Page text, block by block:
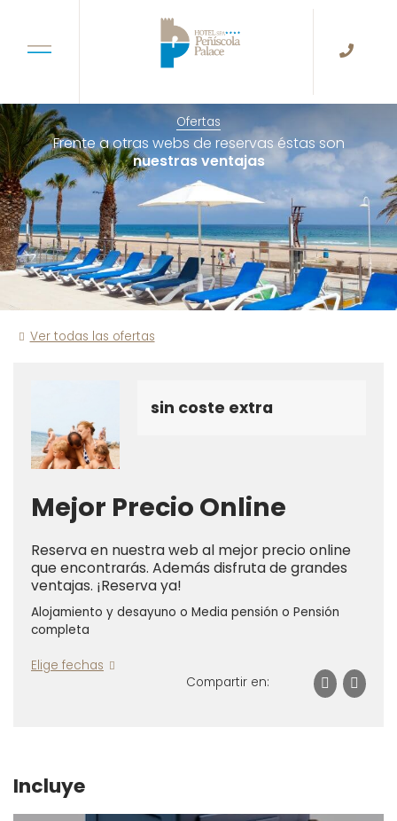
Ofertas
Frente a otras webs de reservas éstas son
nuestras ventajas
Ver todas las ofertas
sin coste extra
Mejor Precio Online
Reserva en nuestra web al mejor precio online
que encontrarás. Además disfruta de grandes
ventajas. ¡Reserva ya!
Alojamiento y desayuno o Media pensión o Pensión
completa
Elige fechas
Compartir en:
Incluye